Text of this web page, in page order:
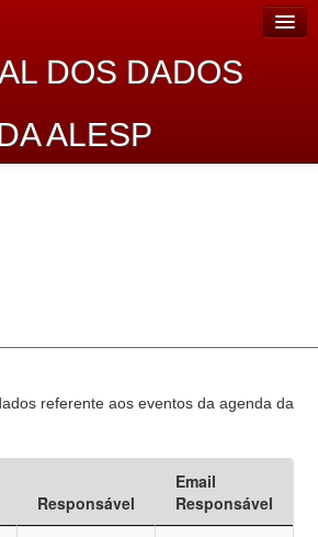
DOS DADOS
ALESP
Abertos
referente aos eventos da agenda da
Responsável
Email
Responsável